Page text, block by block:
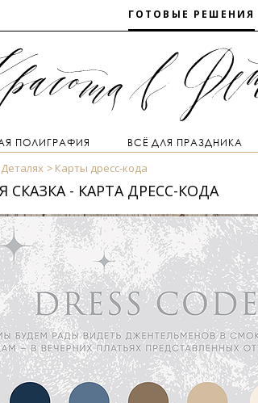
ГОТОВЫЕ РЕШЕНИЯ
ПОЛИГРАФИЯ ВСЁ ДЛЯ ПРАЗДНИКА
Карты дресс-кода
СКАЗКА - КАРТА ДРЕСС-КОДА